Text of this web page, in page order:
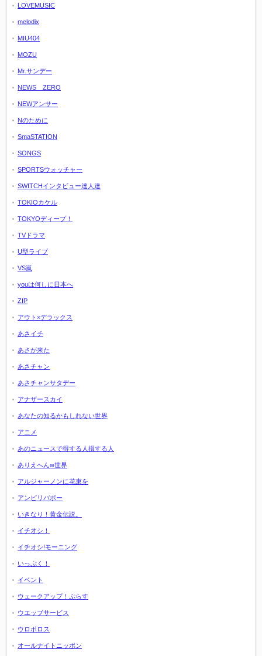
LOVEMUSIC
melodix
MIU404
MOZU
Mr.サンデー
NEWS ZERO
NEWアンサー
Nのために
SmaSTATION
SONGS
SPORTSウォッチャー
SWITCHインタビュー達人達
TOKIOカケル
TOKYOディープ！
TVドラマ
U型ライブ
VS嵐
youは何しに日本へ
ZIP
アウト×デラックス
あさイチ
あさが来た
あさチャン
あさチャンサタデー
アナザースカイ
あなたの知るかもしれない世界
アニメ
あのニュースで得する人損する人
ありえへん∞世界
アルジャーノンに花束を
アンビリバボー
いきなり！黄金伝説。
イチオシ！
イチオシ!モーニング
いっぷく！
イベント
ウェークアップ！ぷらす
ウエッブサービス
ウロボロス
オールナイトニッポン